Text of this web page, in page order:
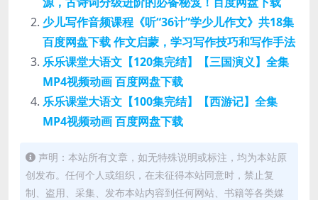
少儿写作音频课程《听“36计”学少儿作文》共18集
百度网盘下载 作文启蒙，学习写作技巧和写作手法
乐乐课堂大语文【120集完结】【三国演义】全集
MP4视频动画 百度网盘下载
乐乐课堂大语文【100集完结】【西游记】全集
MP4视频动画 百度网盘下载
声明：本站所有文章，如无特殊说明或标注，均为本站原
创发布。任何个人或组织，在未征得本站同意时，禁止复
制、盗用、采集、发布本站内容到任何网站、书籍等各类媒